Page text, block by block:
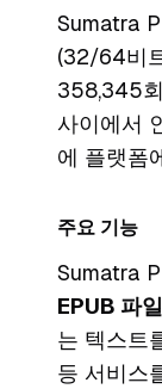
Sumatra
(32/64비
358,345
사이에서
에 플랫폼
주요 기능
Sumatra
EPUB 파
는 텍스트
등 서비스